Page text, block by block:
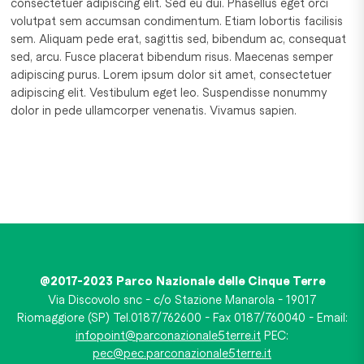
volutpat sem accumsan condimentum. Etiam lobortis facilisis
sem. Aliquam pede erat, sagittis sed, bibendum ac, consequat
sed, arcu. Fusce placerat bibendum risus. Maecenas semper
adipiscing purus. Lorem ipsum dolor sit amet, consectetuer
adipiscing elit. Vestibulum eget leo. Suspendisse nonummy
dolor in pede ullamcorper venenatis. Vivamus sapien.
@2017-2023 Parco Nazionale delle Cinque Terre
Via Discovolo snc - c/o Stazione Manarola - 19017
Riomaggiore (SP) Tel.0187/762600 - Fax 0187/760040 - Email:
infopoint@parconazionale5terre.it PEC:
pec@pec.parconazionale5terre.it